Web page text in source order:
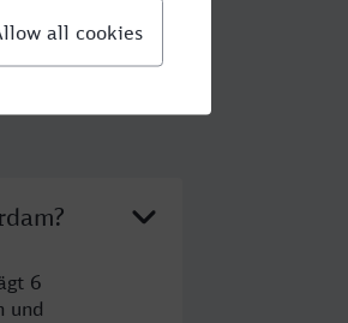
6
und